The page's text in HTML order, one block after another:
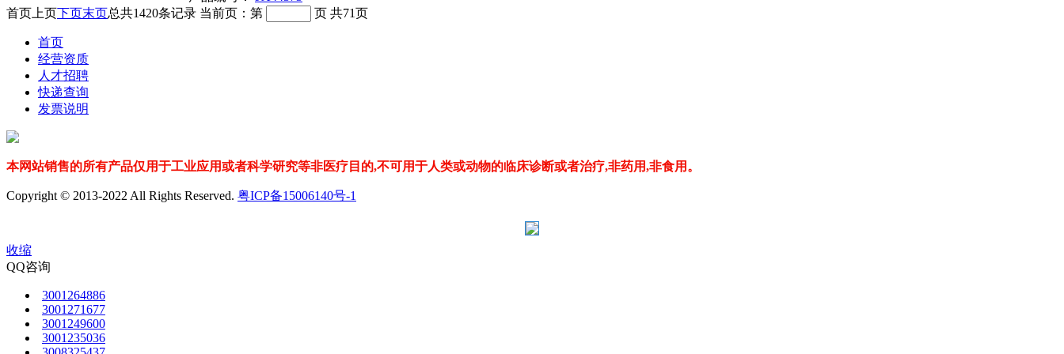
首页 上页下页末页总共1420条记录 当前页：第 页 共71页
首页
经营资质
人才招聘
快递查询
发票说明
本网站销售的所有产品仅用于工业应用或者科学研究等非医疗目的,不可用于人类或动物的临床诊断或者治疗,非药用,非食用。
Copyright © 2013-2022 All Rights Reserved. 粤ICP备15006140号-1
收缩
QQ咨询
3001264886
3001271677
3001249600
3001235036